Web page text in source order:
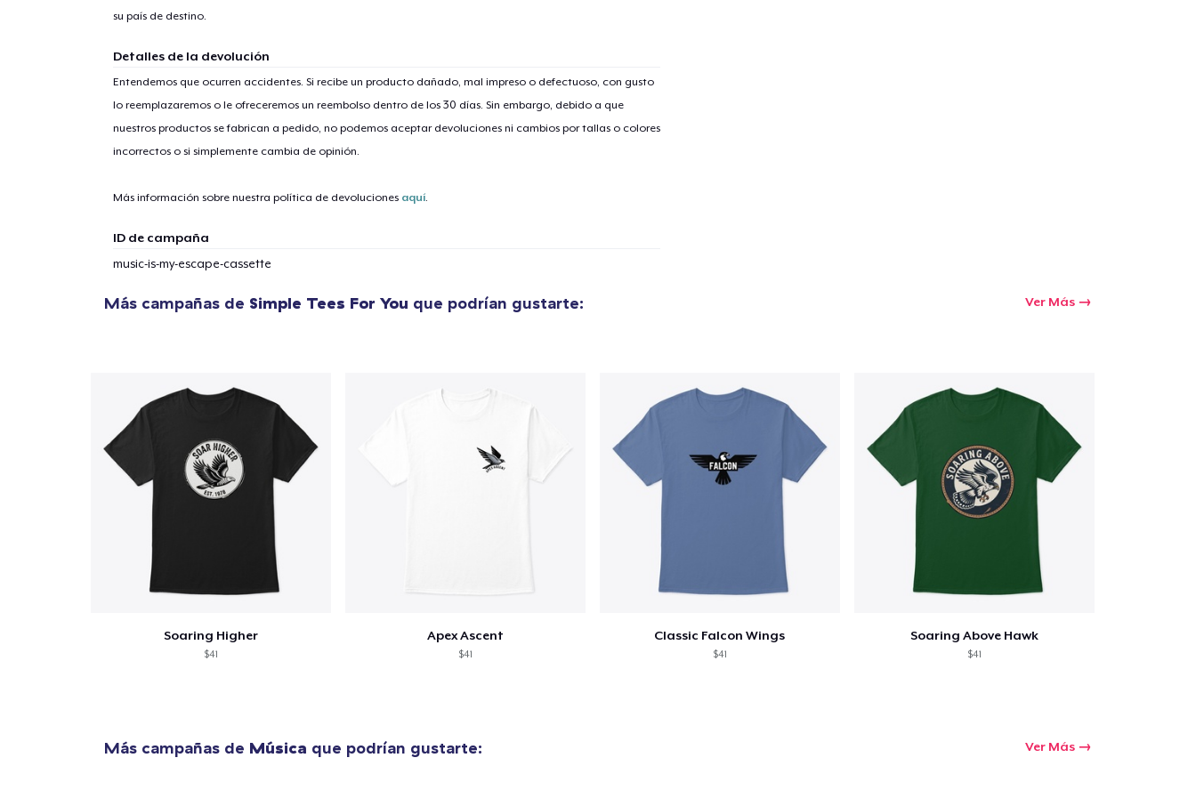
su país de destino.
Detalles de la devolución
Entendemos que ocurren accidentes. Si recibe un producto dañado, mal impreso o defectuoso, con gusto
lo reemplazaremos o le ofreceremos un reembolso dentro de los 30 días. Sin embargo, debido a que
nuestros productos se fabrican a pedido, no podemos aceptar devoluciones ni cambios por tallas o colores
incorrectos o si simplemente cambia de opinión.
Más información sobre nuestra política de devoluciones aquí.
ID de campaña
music-is-my-escape-cassette
Más campañas de Simple Tees For You que podrían gustarte: Ver Más
Soaring Higher
$41
Apex Ascent
$41
Classic Falcon Wings
$41
Soaring Above Hawk
$41
Más campañas de Música que podrían gustarte: Ver Más
1artículo añadido al carrito